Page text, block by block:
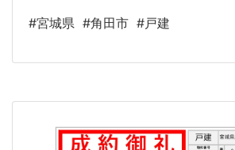
#宮城県 #角田市 #戸建